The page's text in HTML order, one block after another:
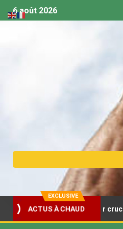
6 août 2026
EXCLUSIVE
ACTUS À CHAUD
– Madagascar crucifie le Gabon